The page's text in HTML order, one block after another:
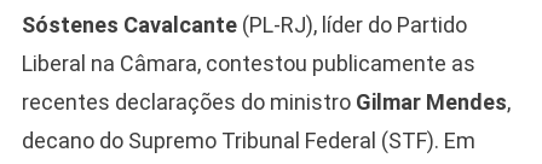
Sóstenes Cavalcante(PL-RJ), líder do Partido
Liberal na Câmara, contestou publicamente as
recentes declarações do ministro Gilmar Mendes,
decano do Supremo Tribunal Federal (STF). Em